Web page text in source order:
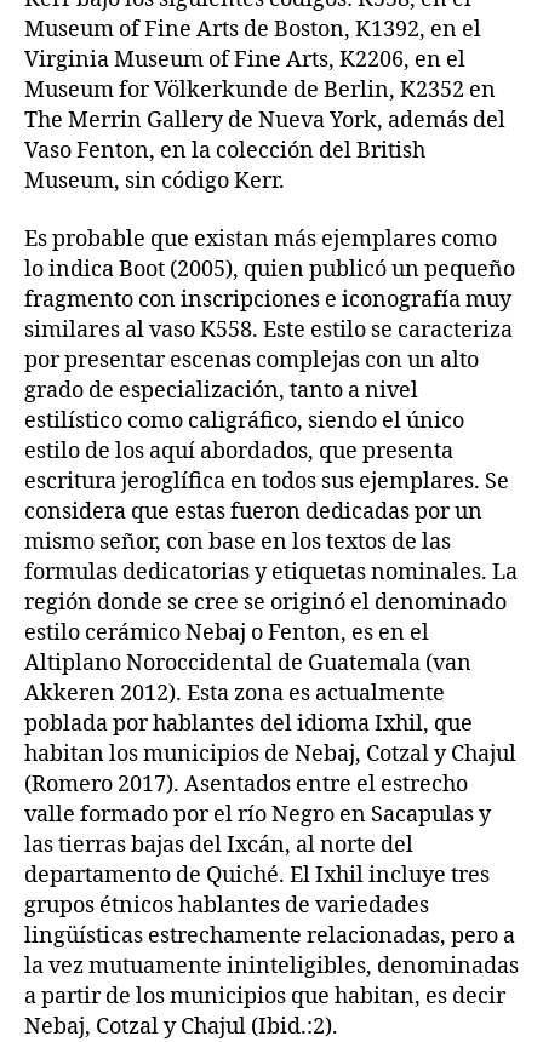
Museum of Fine Arts de Boston, K1392, en el
Virginia Museum of Fine Arts, K2206, en el
Museum for Völkerkunde de Berlin, K2352 en
The Merrin Gallery de Nueva York, además del
Vaso Fenton, en la colección del British
Museum, sin código Kerr.
Es probable que existan más ejemplares como
lo indica Boot (2005), quien publicó un pequeño
fragmento con inscripciones e iconografía muy
similares al vaso K558. Este estilo se caracteriza
por presentar escenas complejas con un alto
grado de especialización, tanto a nivel
estilístico como caligráfico, siendo el único
estilo de los aquí abordados, que presenta
escritura jeroglífica en todos sus ejemplares. Se
considera que estas fueron dedicadas por un
mismo señor, con base en los textos de las
formulas dedicatorias y etiquetas nominales. La
región donde se cree se originó el denominado
estilo cerámico Nebaj o Fenton, es en el
Altiplano Noroccidental de Guatemala (van
Akkeren 2012). Esta zona es actualmente
poblada por hablantes del idioma Ixhil, que
habitan los municipios de Nebaj, Cotzal y Chajul
(Romero 2017). Asentados entre el estrecho
valle formado por el río Negro en Sacapulas y
las tierras bajas del Ixcán, al norte del
departamento de Quiché. El Ixhil incluye tres
grupos étnicos hablantes de variedades
lingüísticas estrechamente relacionadas, pero a
la vez mutuamente ininteligibles, denominadas
a partir de los municipios que habitan, es decir
Nebaj, Cotzal y Chajul (Ibid.:2).